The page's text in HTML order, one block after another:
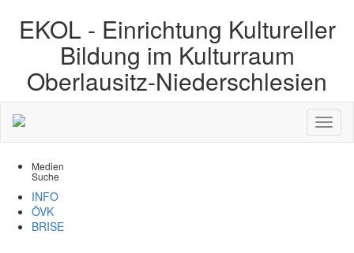
EKOL - Einrichtung Kultureller
Bildung im Kulturraum
Oberlausitz-Niederschlesien
Medien
Suche
INFO
ÖVK
BRISE